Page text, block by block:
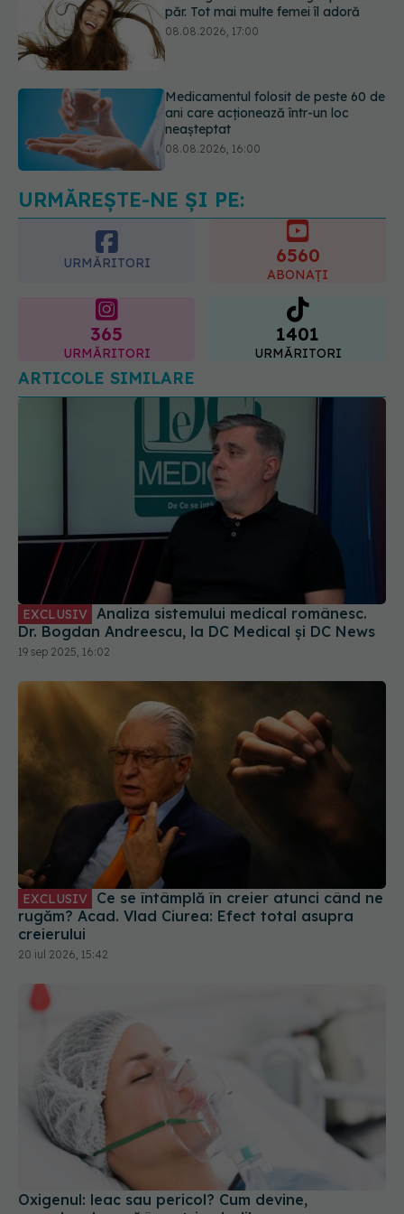
Medicamentul folosit de peste 60 de
ani care acționează într-un loc
Transpirații nocturne: semnul ignorat
care poate ascunde probleme
serioase de sănătate
URMĂREȘTE-NE ȘI PE:
URMĂRITORI 6560
ABONAȚI
365
URMĂRITORI
1401
URMĂRITORI
ARTICOLE SIMILARE
EXCLUSIV
Dr. Bogdan Andreescu, la DC Medical și DC News
19 sep 2025, 16:02
EXCLUSIV
rugăm? Acad. Vlad Ciurea: Efect total asupra
creierului
20 iul 2026, 15:42
Oxigenul: leac sau pericol? Cum devine,